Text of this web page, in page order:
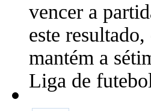
vencer a
este
mantém a
Liga de